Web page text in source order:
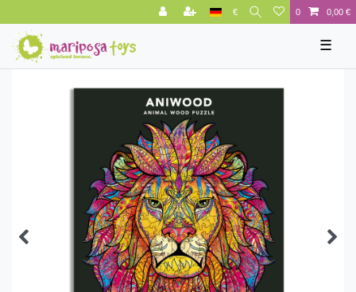
€ 0 0,00 €
☰